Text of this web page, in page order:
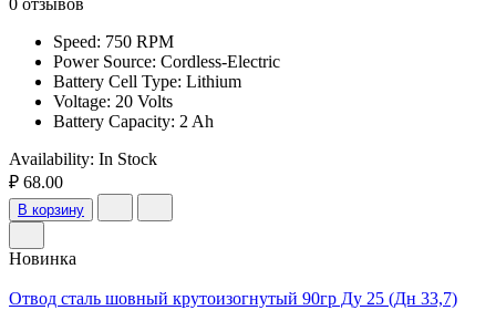
Speed: 750 RPM
Power Source: Cordless-Electric
Battery Cell Type: Lithium
Voltage: 20 Volts
Battery Capacity: 2 Ah
Availability: In Stock
₽ 68.00
В корзину
Новинка
Отвод сталь шовный крутоизогнутый 90гр Ду 25 (Дн 33,7)